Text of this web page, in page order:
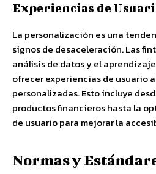
Experiencias de
La personalización es una
signos de desaceleración. Las
análisis de datos y el
ofrecer experiencias de usuario
personalizadas. Esto incluye
productos financieros hasta la
de usuario para mejorar la
Normas y